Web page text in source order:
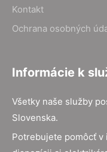
Kontakt
Ochrana osobných
Informácie k
Všetky naše služby
Slovenska.
Potrebujete pomôcť v